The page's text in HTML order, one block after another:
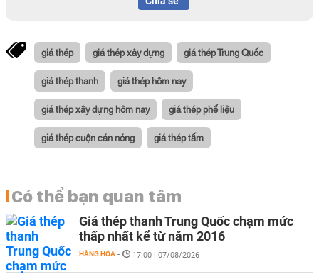
giá thép giá thép xây dựng giá thép Trung Quốc
giá thép thanh giá thép hôm nay
giá thép xây dựng hôm nay giá thép phế liệu
giá thép cuộn cán nóng giá thép tấm
Có thể bạn quan tâm
Giá thép thanh Trung Quốc chạm mức
thấp nhất kể từ năm 2016
HÀNG HÓA - 17:00 | 07/08/2026